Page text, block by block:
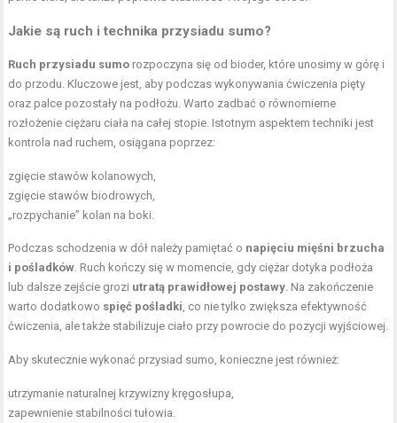
Jakie są ruch i technika przysiadu sumo?
Ruch przysiadu sumo rozpoczyna się od bioder, które unosimy w górę i
do przodu. Kluczowe jest, aby podczas wykonywania ćwiczenia pięty
oraz palce pozostały na podłożu. Warto zadbać o równomierne
rozłożenie ciężaru ciała na całej stopie. Istotnym aspektem techniki jest
kontrola nad ruchem, osiągana poprzez:
zgięcie stawów kolanowych,
zgięcie stawów biodrowych,
„rozpychanie” kolan na boki.
Podczas schodzenia w dół należy pamiętać o napięciu mięśni brzucha
i pośladków. Ruch kończy się w momencie, gdy ciężar dotyka podłoża
lub dalsze zejście grozi utratą prawidłowej postawy. Na zakończenie
warto dodatkowo spięć pośladki, co nie tylko zwiększa efektywność
ćwiczenia, ale także stabilizuje ciało przy powrocie do pozycji wyjściowej.
Aby skutecznie wykonać przysiad sumo, konieczne jest również:
utrzymanie naturalnej krzywizny kręgosłupa,
zapewnienie stabilności tułowia.